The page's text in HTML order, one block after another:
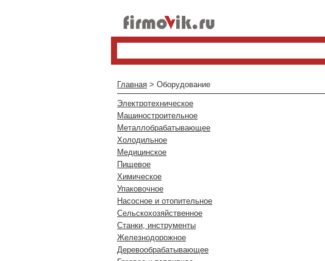
Главная > Оборудование
Электротехническое
Машиностроительное
Металлобрабатывающее
Холодильное
Медицинское
Пищевое
Химическое
Упаковочное
Насосное и отопительное
Сельскохозяйственное
Станки, инструменты
Железнодорожное
Деревообрабатывающее